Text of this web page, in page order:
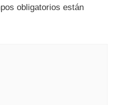
obligatorios están